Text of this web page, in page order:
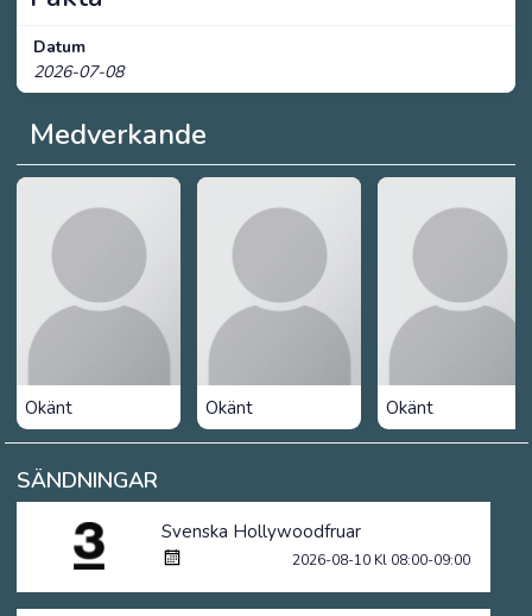
Medverkande
Okänt Okänt Okänt
Datum
2026-07-08
SÄNDNINGAR
Svenska Hollywoodfruar
2026-08-10 Kl 08:00-09:00